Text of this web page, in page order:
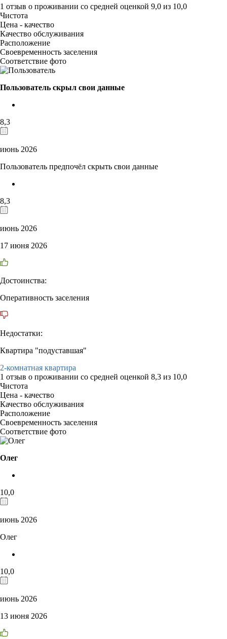
1 отзыв о проживании со средней оценкой 9,0 из 10,0
Чистота
Цена - качество
Качество обслуживания
Расположение
Своевременность заселения
Соответствие фото
Пользователь скрыл свои данные
8,3
июнь 2026
Пользователь предпочёл скрыть свои данные
8,3
июнь 2026
17 июня 2026
Достоинства:
Оперативность заселения
Недостатки:
Квартира "подуставшая"
2-комнатная квартира
1 отзыв о проживании со средней оценкой 8,3 из 10,0
Чистота
Цена - качество
Качество обслуживания
Расположение
Своевременность заселения
Соответствие фото
Олег
10,0
июнь 2026
Олег
10,0
июнь 2026
13 июня 2026